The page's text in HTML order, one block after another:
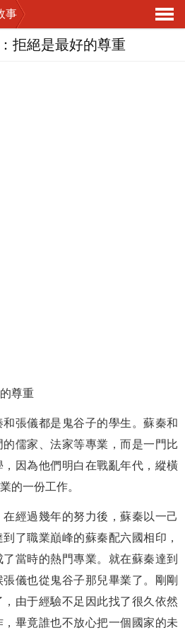
事
導
拒絕是最好的尊重
尊重
張儀都是鬼谷子的學生。蘇秦和
儒家、法家等專業，而是一門比
因為他們明白在戰亂年代，縱橫
的一份工作。
經過幾年的努力後，蘇秦以一己
了職業巔峰的蘇秦配六國相印，
當時的熱門專業。就在蘇秦達到
儀也從鬼谷子那兒畢業了。剛剛
由于經驗不足因此找了很久依然
畢竟誰也不放心把一個國家的未